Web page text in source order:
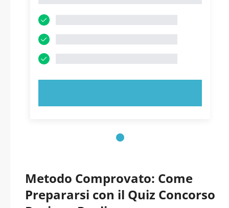
Metodo Comprovato: Come
Prepararsi con il Quiz Concorso